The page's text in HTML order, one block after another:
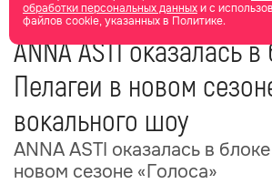
обработки персональных данныхи с
файлов cookie, указанных в Политике.
18 февраля 15:35
ANNA ASTI оказалась
Пелагеи в новом
вокального шоу
ANNA ASTI оказалась в
новом сезоне «Голоса»